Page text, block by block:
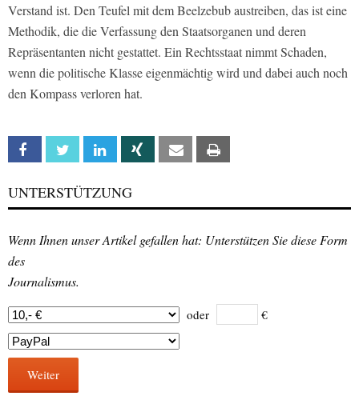
Verstand ist. Den Teufel mit dem Beelzebub austreiben, das ist eine
Methodik, die die Verfassung den Staatsorganen und deren
Repräsentanten nicht gestattet. Ein Rechtsstaat nimmt Schaden,
wenn die politische Klasse eigenmächtig wird und dabei auch noch
den Kompass verloren hat.
Facebook Twitter Linkedin Xing Email
UNTERSTÜTZUNG
Wenn Ihnen unser Artikel gefallen hat: Unterstützen Sie diese Form
des
Journalismus.
oder €
Weiter